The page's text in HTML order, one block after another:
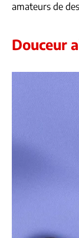
amateurs de
Douceur